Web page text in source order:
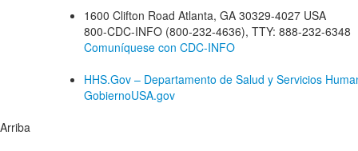
1600 Clifton Road Atlanta, GA 30329-4027 USA
800-CDC-INFO (800-232-4636), TTY: 888-232-6348
Comuníquese con CDC-INFO
HHS.Gov – Departamento de Salud y Servicios
GobiernoUSA.gov
Arriba